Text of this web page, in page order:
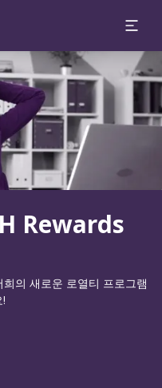
Rewards
의 새로운 로열티 프로그램